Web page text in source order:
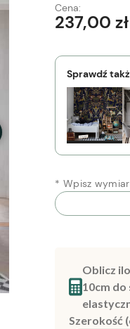
Cena:
237,00 zł
Sprawdź
* Wpisz
Oblicz
10cm
Szerokość